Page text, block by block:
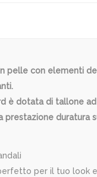
pelle con elementi
è dotata di tallone
prestazione duratura
per il tuo look